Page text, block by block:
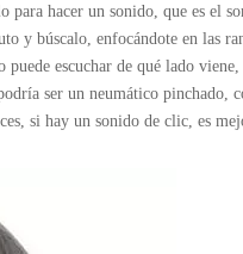
hacer un sonido, que es el
y búscalo, enfocándote en las
escuchar de qué lado
ser un neumático pinchado,
si hay un sonido de clic, es